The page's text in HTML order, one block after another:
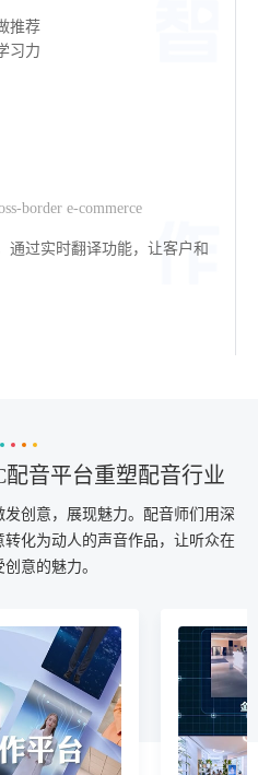
推荐
习力
border e-commerce
通过实时翻译功能，让客户和
音平台重塑配音行业
创意，展现魅力。配音师们用深
化为动人的声音作品，让听众在
意的魅力。